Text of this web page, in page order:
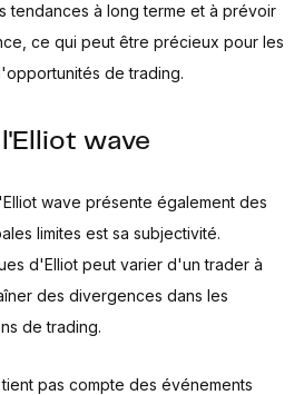
tendances à long terme et à prévoir
ce qui peut être précieux pour les
de trading.
wave
wave présente également des
limites est sa subjectivité.
d'Elliot peut varier d'un trader à
des divergences dans les
de trading.
pas compte des événements